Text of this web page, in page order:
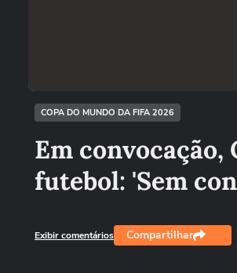
COPA DO MUNDO DA FIFA 2026
Em
futebol: 'Sem
Exibir comentários Compartilhar